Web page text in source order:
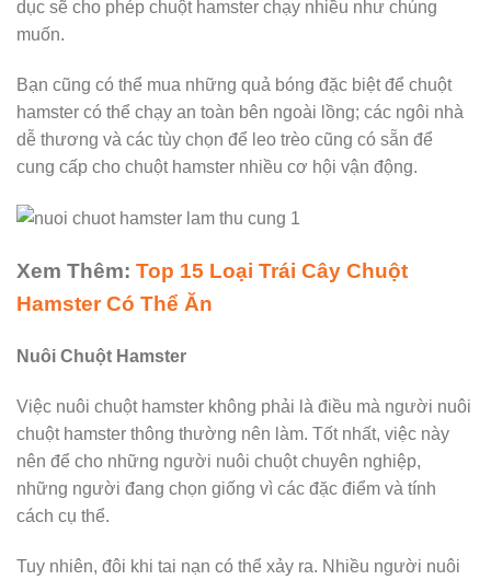
dục sẽ cho phép chuột hamster chạy nhiều như chúng
muốn.
Bạn cũng có thể mua những quả bóng đặc biệt để chuột
hamster có thể chạy an toàn bên ngoài lồng; các ngôi nhà
dễ thương và các tùy chọn để leo trèo cũng có sẵn để
cung cấp cho chuột hamster nhiều cơ hội vận động.
Xem Thêm: Top 15 Loại Trái Cây Chuột
Hamster Có Thể Ăn
Nuôi Chuột Hamster
Việc nuôi chuột hamster không phải là điều mà người nuôi
chuột hamster thông thường nên làm. Tốt nhất, việc này
nên để cho những người nuôi chuột chuyên nghiệp,
những người đang chọn giống vì các đặc điểm và tính
cách cụ thể.
Tuy nhiên, đôi khi tai nạn có thể xảy ra. Nhiều người nuôi